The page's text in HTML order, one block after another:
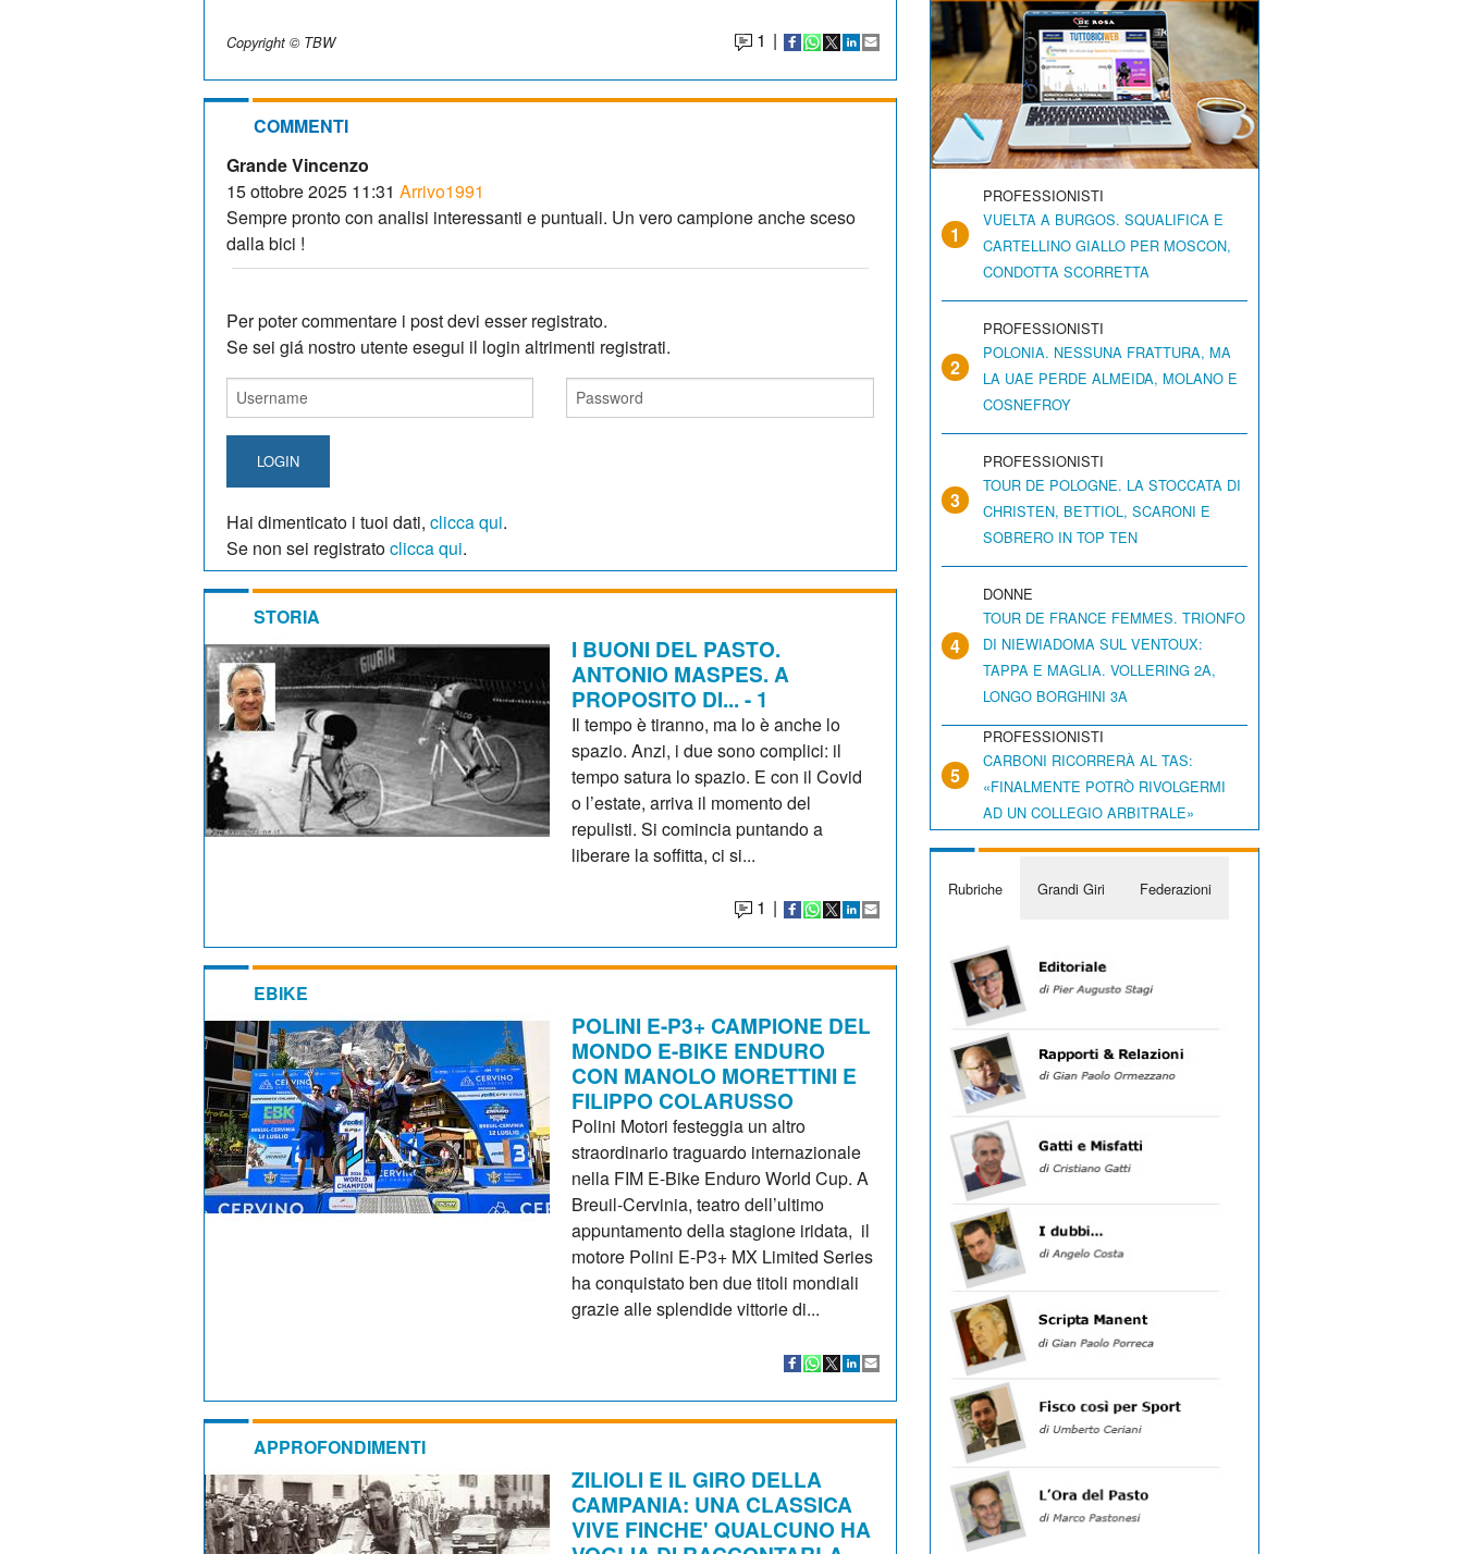
Copyright © TBW 1 |
COMMENTI
Grande Vincenzo
15 ottobre 2025 11:31 Arrivo1991
Sempre pronto con analisi interessanti e puntuali. Un vero campione anche sceso
dalla bici !
Per poter commentare i post devi esser registrato.
Se sei giá nostro utente esegui il login altrimenti registrati.
LOGIN
Hai dimenticato i tuoi dati, clicca qui.
Se non sei registratoclicca qui.
STORIA
I BUONI DEL PASTO.
ANTONIO MASPES. A
PROPOSITO DI... - 1
Il tempo è tiranno, ma lo è anche lo
spazio. Anzi, i due sono complici: il
tempo satura lo spazio. E con il Covid
o l’estate, arriva il momento del
repulisti. Si comincia puntando a
liberare la soffitta, ci si...
1 |
EBIKE
POLINI E-P3+ CAMPIONE DEL
MONDO E-BIKE ENDURO
CON MANOLO MORETTINI E
FILIPPO COLARUSSO
Polini Motori festeggia un altro
straordinario traguardo internazionale
nella FIM E-Bike Enduro World Cup. A
Breuil-Cervinia, teatro dell’ultimo
appuntamento della stagione iridata, il
motore Polini E-P3+ MX Limited Series
ha conquistato ben due titoli mondiali
grazie alle splendide vittorie di...
APPROFONDIMENTI
ZILIOLI E IL GIRO DELLA
CAMPANIA: UNA CLASSICA
VIVE FINCHE' QUALCUNO HA
1
PROFESSIONISTI
VUELTA A BURGOS. SQUALIFICA E
CARTELLINO GIALLO PER MOSCON,
CONDOTTA SCORRETTA
2
PROFESSIONISTI
POLONIA. NESSUNA FRATTURA, MA
LA UAE PERDE ALMEIDA, MOLANO E
COSNEFROY
3
PROFESSIONISTI
TOUR DE POLOGNE. LA STOCCATA DI
CHRISTEN, BETTIOL, SCARONI E
SOBRERO IN TOP TEN
4
DONNE
TOUR DE FRANCE FEMMES. TRIONFO
DI NIEWIADOMA SUL VENTOUX:
TAPPA E MAGLIA. VOLLERING 2A,
LONGO BORGHINI 3A
5
PROFESSIONISTI
CARBONI RICORRERÀ AL TAS:
«FINALMENTE POTRÒ RIVOLGERMI
AD UN COLLEGIO ARBITRALE»
Rubriche Grandi Giri Federazioni